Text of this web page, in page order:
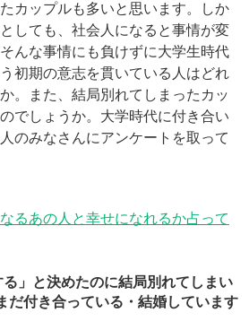
カップルも多いと思います。しか
しても、社会人になると事情が変
んな事情にも負けずに大学生時代
初期の意志を貫いている人はどれ
。また、結局別れてしまったカッ
でしょうか。大学時代に付き合い
のみなさんにアンケートを取って
るあの人と幸せになれるか占って
」と決めたのに結局別れてしまい
だ付き合っている・結婚しています